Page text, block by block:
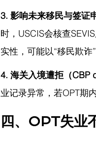
3. 影响未来移民与签证
时，USCIS会核查
实性，可能以“移民欺诈
4. 海关入境遭拒（CBP
业记录异常，若OPT期
四、OPT失业